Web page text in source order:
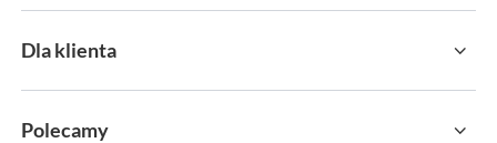
Dla klienta
Polecamy